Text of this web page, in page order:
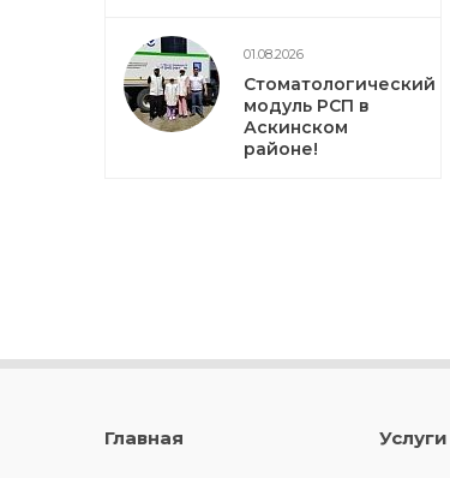
01.08.2026
Стоматологический
модуль РСП в
Аскинском
районе!
Главная Услуги